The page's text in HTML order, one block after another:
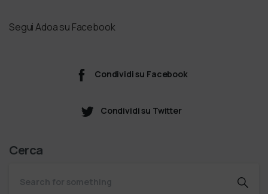
Segui Adoa su Facebook
Condividi su Facebook
Condividi su Twitter
Cerca